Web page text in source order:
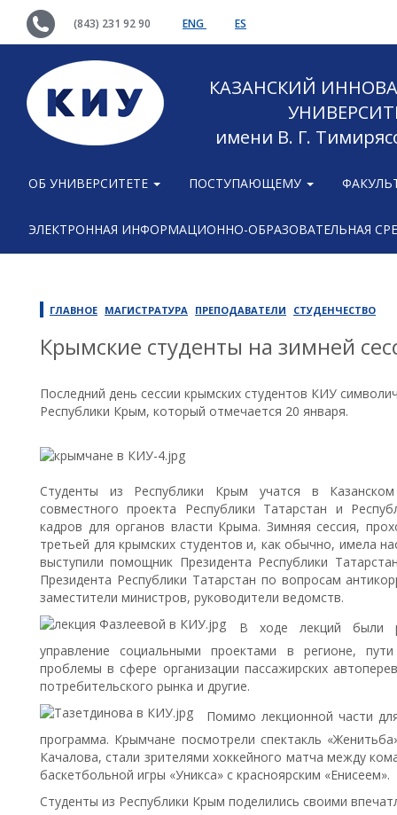
(843) 231 92 90 ENG ES
КАЗАНСКИЙ
имени В. Г.
ОБ УНИВЕРСИТЕТЕ ПОСТУПАЮЩЕМУ
ЭЛЕКТРОННАЯ ИНФОРМАЦИОННО-ОБРАЗОВАТЕЛЬНАЯ
ГЛАВНОЕ МАГИСТРАТУРА ПРЕПОДАВАТЕЛИ СТУДЕНЧЕСТВО
Крымские студенты на зимней
Последний день сессии крымских студентов КИУ
Республики Крым, который отмечается 20 января.
Студенты из Республики Крым учатся в
совместного проекта Республики Татарстан и
кадров для органов власти Крыма. Зимняя сессия,
третьей для крымских студентов и, как обычно, имела
выступили помощник Президента Республики
Президента Республики Татарстан по вопросам
заместители министров, руководители ведомств.
В ходе лекций были
управление социальными проектами в регионе,
проблемы в сфере организации пассажирских
потребительского рынка и другие.
Помимо лекционной части
программа. Крымчане посмотрели спектакль
Качалова, стали зрителями хоккейного матча между
баскетбольной игры «Уникса» с красноярским «Енисеем».
Студенты из Республики Крым поделились своими